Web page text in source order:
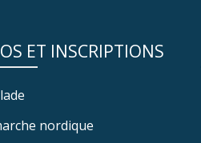
ET INSCRIPTIONS
nordique